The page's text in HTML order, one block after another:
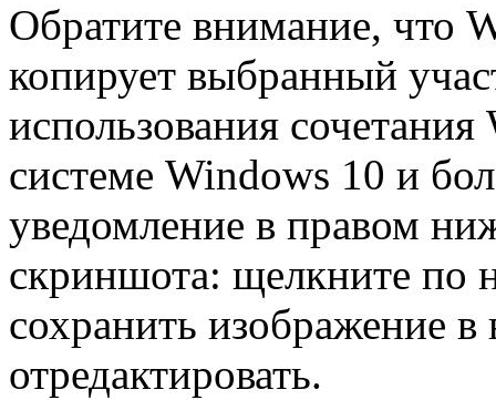
Обратите внимание, что
копирует выбранный
использования
системе Windows 10 и
уведомление в правом
скриншота: щелкните по
сохранить изображение
отредактировать.